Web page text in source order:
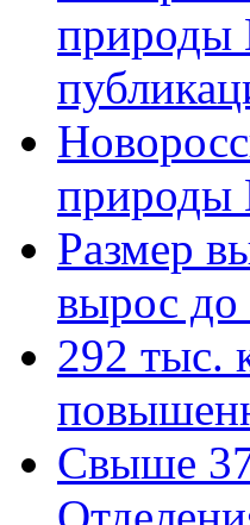
природы
природы
Размер
вырос до
292 тыс.
Свыше